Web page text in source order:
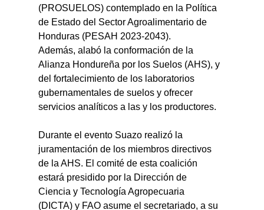
(PROSUELOS) contemplado en la Política
de Estado del Sector Agroalimentario de
Honduras (PESAH 2023-2043).
Además, alabó la conformación de la
Alianza Hondureña por los Suelos (AHS), y
del fortalecimiento de los laboratorios
gubernamentales de suelos y ofrecer
servicios analíticos a las y los productores.
Durante el evento Suazo realizó la
juramentación de los miembros directivos
de la AHS. El comité de esta coalición
estará presidido por la Dirección de
Ciencia y Tecnología Agropecuaria
(DICTA) y FAO asume el secretariado, a su